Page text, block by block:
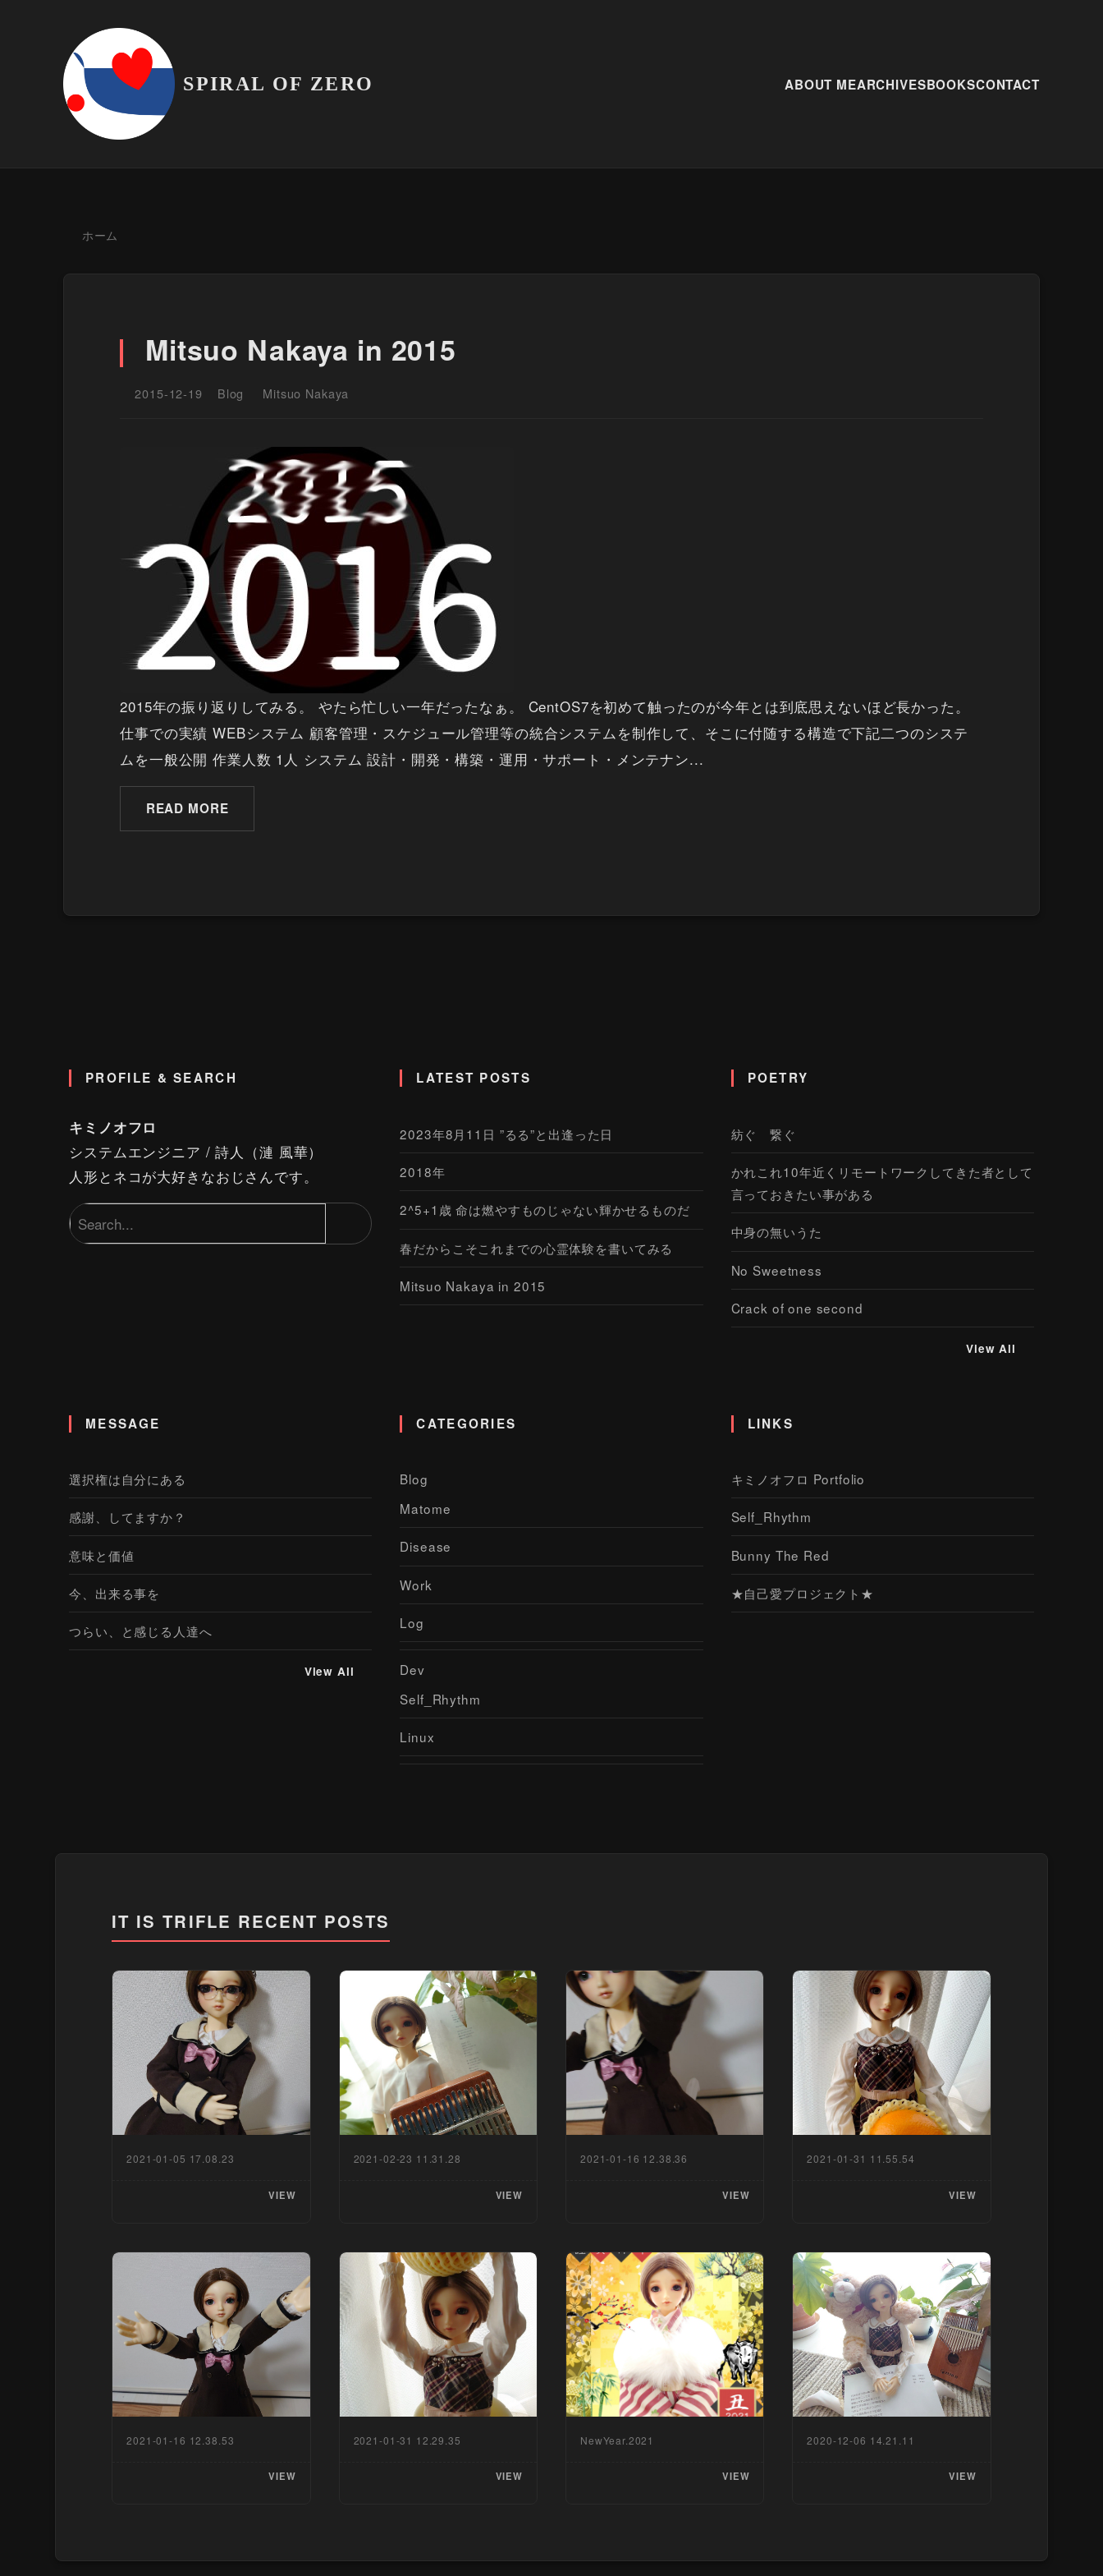
SPIRAL OF ZERO ABOUT MEARCHIVESBOOKSCONTACT
ホーム
Mitsuo Nakaya in 2015
2015-12-19 Blog Mitsuo Nakaya
2015年の振り返りしてみる。 やたら忙しい一年だったなぁ。 CentOS7を初めて触ったのが今年とは到底思えないほど長かった。
仕事での実績 WEBシステム 顧客管理・スケジュール管理等の統合システムを制作して、そこに付随する構造で下記二つのシステ
ムを一般公開 作業人数 1人 システム 設計・開発・構築・運用・サポート・メンテナン...
READ MORE
PROFILE & SEARCH
キミノオフロ
システムエンジニア / 詩人（漣 風華）
人形とネコが大好きなおじさんです。
LATEST POSTS
2023年8月11日 ”るる”と出逢った日
2018年
2^5+1歳 命は燃やすものじゃない輝かせるものだ
春だからこそこれまでの心霊体験を書いてみる
Mitsuo Nakaya in 2015
POETRY
紡ぐ 繋ぐ
かれこれ10年近くリモートワークしてきた者として
言っておきたい事がある
中身の無いうた
No Sweetness
Crack of one second
View All
MESSAGE
選択権は自分にある
感謝、してますか？
意味と価値
今、出来る事を
つらい、と感じる人達へ
View All
CATEGORIES
Blog
Matome
Disease
Work
Log
Dev
Self_Rhythm
Linux
LINKS
キミノオフロ Portfolio
Self_Rhythm
Bunny The Red
★自己愛プロジェクト★
IT IS TRIFLE RECENT POSTS
2021-01-05 17.08.23
VIEW
2021-02-23 11.31.28
VIEW
2021-01-16 12.38.36
VIEW
2021-01-31 11.55.54
VIEW
2021-01-16 12.38.53
VIEW
2021-01-31 12.29.35
VIEW
NewYear.2021
VIEW
2020-12-06 14.21.11
VIEW